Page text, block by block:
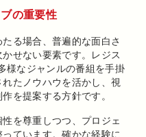
の重要性
る場合、普遍的な面白さ
せない要素です。レジス
様なジャンルの番組を手掛
たノウハウを活かし、視
を提案する方針です。
を尊重しつつ、プロジェ
ています。確かな経験に